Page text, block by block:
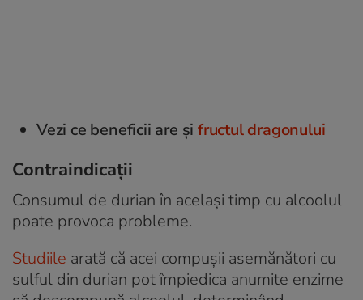
Vezi ce beneficii are șifructul dragonului
Contraindicații
Consumul de durian în același timp cu alcoolul
poate provoca probleme.
Studiile arată că acei compușii asemănători cu
sulful din durian pot împiedica anumite enzime